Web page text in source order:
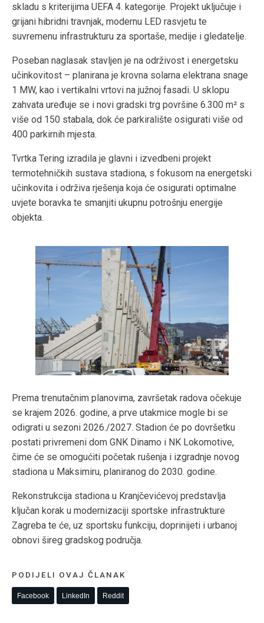
skladu s kriterijima UEFA 4. kategorije. Projekt uključuje i
grijani hibridni travnjak, modernu LED rasvjetu te
suvremenu infrastrukturu za sportaše, medije i gledatelje.
Poseban naglasak stavljen je na održivost i energetsku
učinkovitost – planirana je krovna solarna elektrana snage
1 MW, kao i vertikalni vrtovi na južnoj fasadi. U sklopu
zahvata uređuje se i novi gradski trg površine 6.300 m² s
više od 150 stabala, dok će parkiralište osigurati više od
400 parkirnih mjesta.
Tvrtka Tering izradila je glavni i izvedbeni projekt
termotehničkih sustava stadiona, s fokusom na energetski
učinkovita i održiva rješenja koja će osigurati optimalne
uvjete boravka te smanjiti ukupnu potrošnju energije
objekta.
Prema trenutačnim planovima, završetak radova očekuje
se krajem 2026. godine, a prve utakmice mogle bi se
odigrati u sezoni 2026./2027. Stadion će po dovršetku
postati privremeni dom GNK Dinamo i NK Lokomotive,
čime će se omogućiti početak rušenja i izgradnje novog
stadiona u Maksimiru, planiranog do 2030. godine.
Rekonstrukcija stadiona u Kranjčevićevoj predstavlja
ključan korak u modernizaciji sportske infrastrukture
Zagreba te će, uz sportsku funkciju, doprinijeti i urbanoj
obnovi šireg gradskog područja.
PODIJELI OVAJ ČLANAK
Facebook LinkedIn Reddit